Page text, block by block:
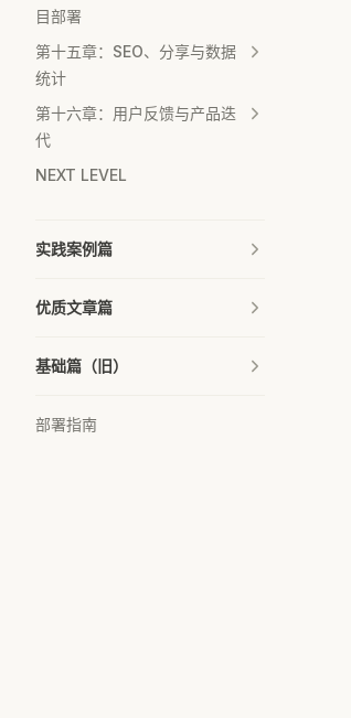
目部署
第十五章：SEO、分享与数据
统计
第十六章：用户反馈与产品迭
代
NEXT LEVEL
实践案例篇
优质文章篇
基础篇（旧）
部署指南